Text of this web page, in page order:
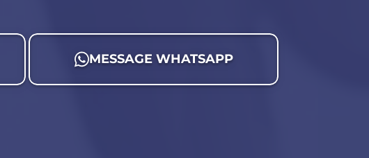
MESSAGE WHATSAPP